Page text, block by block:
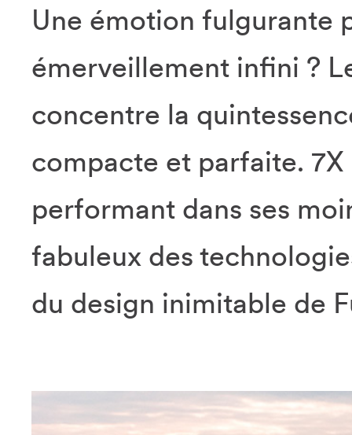
Une émotion fulgurante
émerveillement infini ?
concentre la
compacte et parfaite. 7X
performant dans ses
fabuleux des
du design inimitable de